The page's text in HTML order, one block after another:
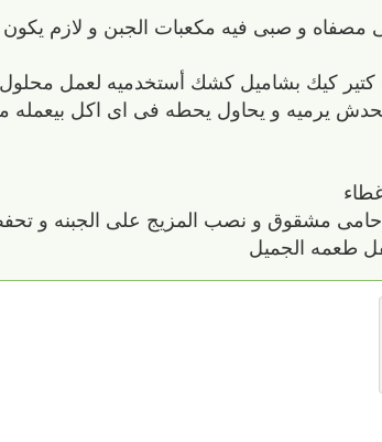
و صبى فيه مكعبات الجبن و لازم يكون
كيك بشاميل كشك أستخدميه لعمل
محدش يرميه و يحاول يحطه فى اى اكل
مشقوق و نصب المزيج على الجبنه و